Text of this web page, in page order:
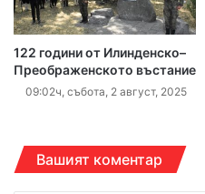
122 години от Илинденско–
Преображенското въстание
09:02ч, събота, 2 август, 2025
Вашият коментар